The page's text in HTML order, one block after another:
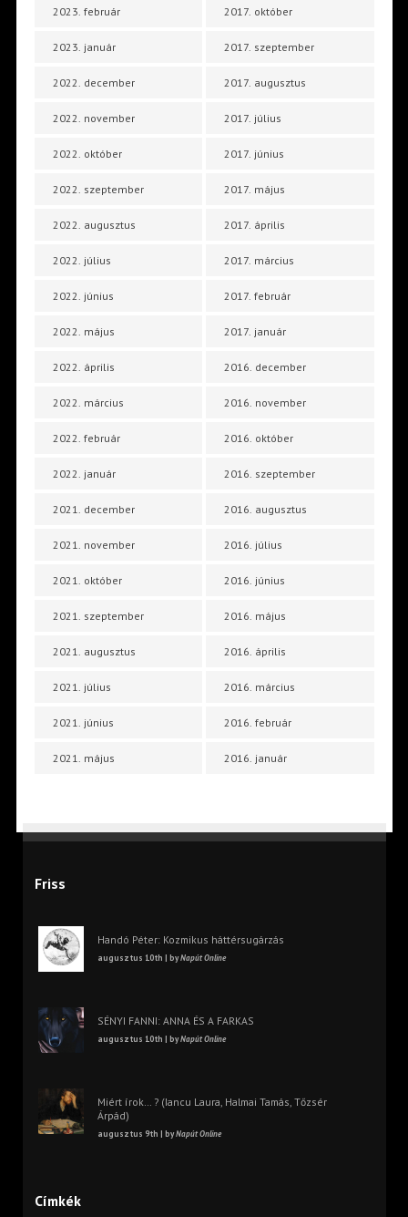
2023. február
2023. január
2022. december
2022. november
2022. október
2022. szeptember
2022. augusztus
2022. július
2022. június
2022. május
2022. április
2022. március
2022. február
2022. január
2021. december
2021. november
2021. október
2021. szeptember
2021. augusztus
2021. július
2021. június
2021. május
2017. október
2017. szeptember
2017. augusztus
2017. július
2017. június
2017. május
2017. április
2017. március
2017. február
2017. január
2016. december
2016. november
2016. október
2016. szeptember
2016. augusztus
2016. július
2016. június
2016. május
2016. április
2016. március
2016. február
2016. január
Friss
Handó Péter: Kozmikus háttérsugárzás
augusztus 10th | byNapút Online
SÉNYI FANNI: ANNA ÉS A FARKAS
augusztus 10th | byNapút Online
Miért írok… ? (Iancu Laura, Halmai Tamás, Tőzsér
Árpád)
augusztus 9th | byNapút Online
Címkék